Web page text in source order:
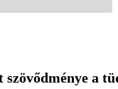
szövődménye a